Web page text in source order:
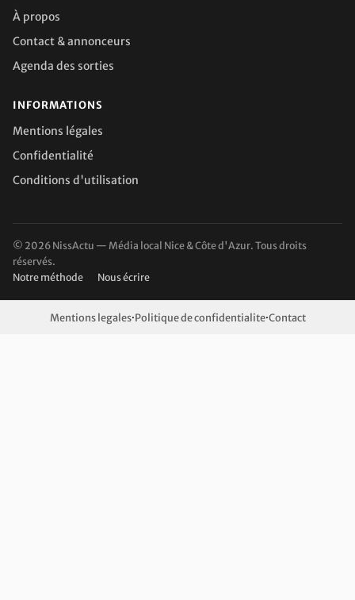
À propos
Contact & annonceurs
Agenda des sorties
INFORMATIONS
Mentions légales
Confidentialité
Conditions d'utilisation
© 2026 NissActu — Média local Nice & Côte d'Azur. Tous droits
réservés.
Notre méthode
Nous écrire
Mentions legales·Politique de confidentialite·Contact